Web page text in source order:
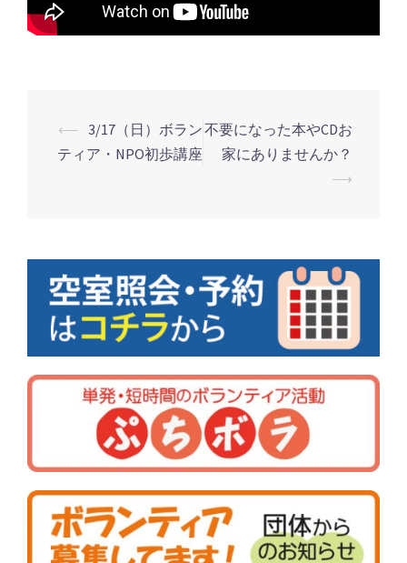
投
ゲ
ー
シ
ョ
ン
⟵ 3/17（日）ボラン
ティア・NPO初歩講座
不要になった本やCDお
家にありませんか？
⟶